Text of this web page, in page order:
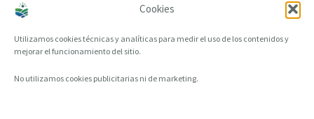
Cookies
Utilizamos cookies técnicas y analíticas para medir el uso de los contenidos y
mejorar el funcionamiento del sitio.
No utilizamos cookies publicitarias ni de marketing.